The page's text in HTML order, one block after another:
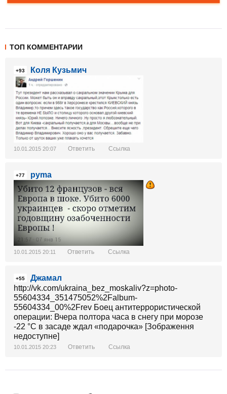
ТОП КОММЕНТАРИИ
+93 Коля Кузьмич
10.01.2015 20:07 Ответить Ссылка
+77 pyma
10.01.2015 20:11 Ответить Ссылка
+55
Джамал
http://vk.com/ukraina_bez_moskaliv?z=photo-
55604334_351475052%2Falbum-
55604334_00%2Frev Боец антитеррористической
операции: Вчера полтора часа в снегу при морозе
-22 °C в засаде ждал «подарочка» [Зображення
недоступне]
10.01.2015 20:23 Ответить Ссылка